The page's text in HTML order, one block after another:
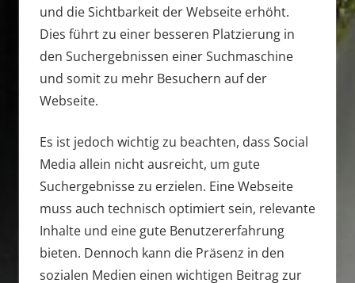
und die Sichtbarkeit der Webseite erhöht.
Dies führt zu einer besseren Platzierung in
den Suchergebnissen einer Suchmaschine
und somit zu mehr Besuchern auf der
Webseite.
Es ist jedoch wichtig zu beachten, dass Social
Media allein nicht ausreicht, um gute
Suchergebnisse zu erzielen. Eine Webseite
muss auch technisch optimiert sein, relevante
Inhalte und eine gute Benutzererfahrung
bieten. Dennoch kann die Präsenz in den
sozialen Medien einen wichtigen Beitrag zur